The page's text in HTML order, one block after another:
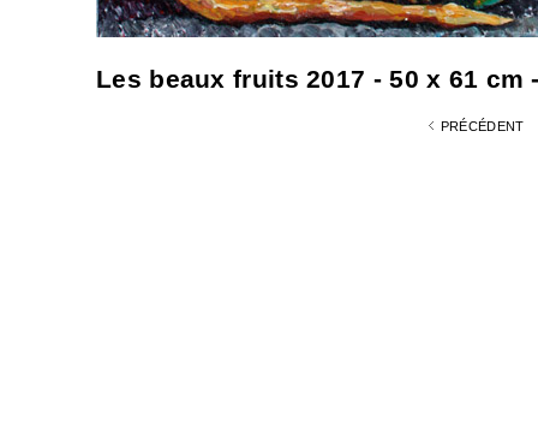
Les beaux fruits 2017 - 50 x 61
PRÉCÉDENT